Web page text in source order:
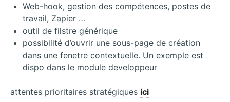
Web-hook, gestion des compétences, postes de
travail, Zapier …
outil de filstre générique
possibilité d’ouvrir une sous-page de création
dans une fenetre contextuelle. Un exemple est
dispo dans le module developpeur
attentes prioritaires stratégiques ici